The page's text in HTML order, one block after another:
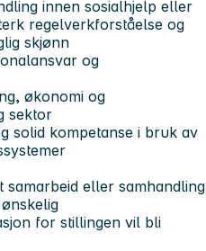
innen sosialhjelp eller
regelverkforståelse og
skjønn
og
økonomi og
sektor
solid kompetanse i bruk av
eller samhandling
for stillingen vil bli